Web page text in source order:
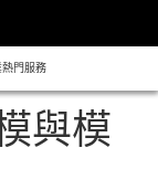
門服務
與模